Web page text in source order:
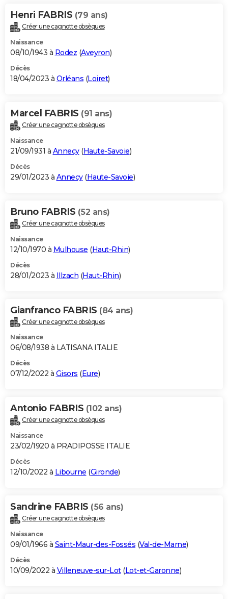
Henri FABRIS (79 ans)
Créer une cagnotte obsèques
Naissance
08/10/1943 à Rodez (Aveyron)
Décès
18/04/2023 à Orléans (Loiret)
Marcel FABRIS (91 ans)
Créer une cagnotte obsèques
Naissance
21/09/1931 à Annecy(Haute-Savoie)
Décès
29/01/2023 à Annecy(Haute-Savoie)
Bruno FABRIS (52 ans)
Créer une cagnotte obsèques
Naissance
12/10/1970 à Mulhouse (Haut-Rhin)
Décès
28/01/2023 à Illzach (Haut-Rhin)
Gianfranco FABRIS (84 ans)
Créer une cagnotte obsèques
Naissance
06/08/1938 à LATISANA ITALIE
Décès
07/12/2022 à Gisors (Eure)
Antonio FABRIS (102 ans)
Créer une cagnotte obsèques
Naissance
23/02/1920 à PRADIPOSSE ITALIE
Décès
12/10/2022 à Libourne (Gironde)
Sandrine FABRIS (56 ans)
Créer une cagnotte obsèques
Naissance
09/01/1966 à Saint-Maur-des-Fossés (Val-de-Marne)
Décès
10/09/2022 à Villeneuve-sur-Lot(Lot-et-Garonne)